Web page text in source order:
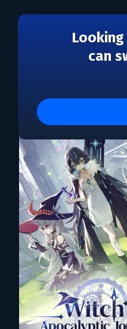
can
Каталог